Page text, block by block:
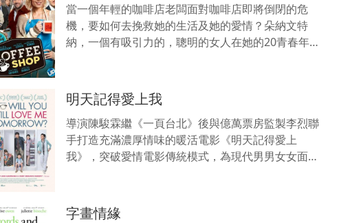
當一個年輕的咖啡店老闆面對咖啡店即將倒閉的危
機，要如何去挽救她的生活及她的愛情？朵納文特
納，一個有吸引力的，聰明的女人在她的20青春年華
明天記得愛上我
導演陳駿霖繼《一頁台北》後與億萬票房監製李烈聯
手打造充滿濃厚情味的暖活電影《明天記得愛上
我》，突破愛情電影傳統模式，為現代男男女女面對
字畫情緣